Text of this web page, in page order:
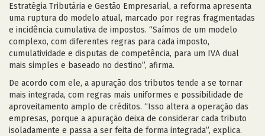
Estratégia Tributária e Gestão Empresarial, a reforma apresenta
uma ruptura do modelo atual, marcado por regras fragmentadas
e incidência cumulativa de impostos. “Saímos de um modelo
complexo, com diferentes regras para cada imposto,
cumulatividade e disputas de competência, para um IVA dual
mais simples e baseado no destino”, afirma.
De acordo com ele, a apuração dos tributos tende a se tornar
mais integrada, com regras mais uniformes e possibilidade de
aproveitamento amplo de créditos. “Isso altera a operação das
empresas, porque a apuração deixa de considerar cada tributo
isoladamente e passa a ser feita de forma integrada”, explica.